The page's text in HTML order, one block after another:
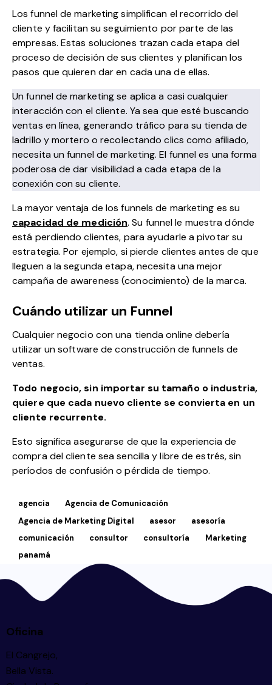
Los funnel de marketing simplifican el recorrido del
cliente y facilitan su seguimiento por parte de las
empresas. Estas soluciones trazan cada etapa del
proceso de decisión de sus clientes y planifican los
pasos que quieren dar en cada una de ellas.
Un funnel de marketing se aplica a casi cualquier
interacción con el cliente. Ya sea que esté buscando
ventas en línea, generando tráfico para su tienda de
ladrillo y mortero o recolectando clics como afiliado,
necesita un funnel de marketing. El funnel es una forma
poderosa de dar visibilidad a cada etapa de la
conexión con su cliente.
La mayor ventaja de los funnels de marketing es su
capacidad de medición. Su funnel le muestra dónde
está perdiendo clientes, para ayudarle a pivotar su
estrategia. Por ejemplo, si pierde clientes antes de que
lleguen a la segunda etapa, necesita una mejor
campaña de awareness (conocimiento) de la marca.
Cuándo utilizar un Funnel
Cualquier negocio con una tienda online debería
utilizar un software de construcción de funnels de
ventas.
Todo negocio, sin importar su tamaño o industria,
quiere que cada nuevo cliente se convierta en un
cliente recurrente.
Esto significa asegurarse de que la experiencia de
compra del cliente sea sencilla y libre de estrés, sin
períodos de confusión o pérdida de tiempo.
agencia
Agencia de Comunicación
Agencia de Marketing Digital
asesor
asesoría
comunicación
consultor consultoría
Marketing
panamá
Oficina
El Cangrejo,
Bella Vista.